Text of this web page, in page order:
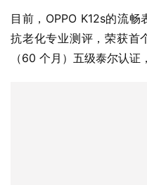
目前，OPPO K12s的流
抗老化专业测评，荣获首
（60 个月）五级泰尔认证